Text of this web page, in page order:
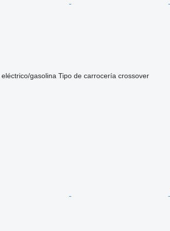
eléctrico/gasolina Tipo de carrocería crossover